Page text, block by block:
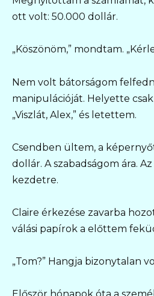
ott volt: 50.000 dollár.
„Köszönöm,” mondtam.
Nem volt bátorságom
manipulációját. Helyette
„Viszlát, Alex,” és letettem.
Csendben ültem, a
dollár. A szabadságom ára.
kezdetre.
Claire érkezése zavarba
válási papírok a előttem
„Tom?” Hangja bizonytalan